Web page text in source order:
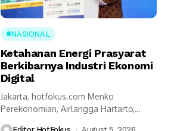
NASIONAL
Ketahanan Energi Prasyarat
Berkibarnya Industri Ekonomi
Digital
Jakarta, hotfokus.com Menko
Perekonomian, Airlangga Hartarto,